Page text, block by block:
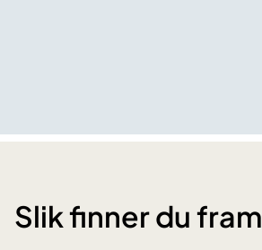
Slik finner du fram